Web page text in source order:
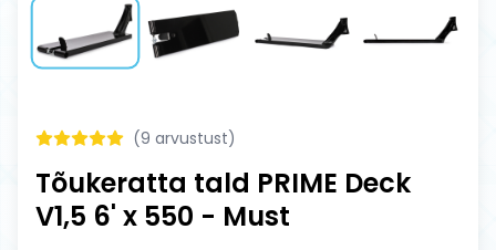
(9 arvustust)
Tõukeratta tald PRIME Deck
V1,5 6' x 550 - Must